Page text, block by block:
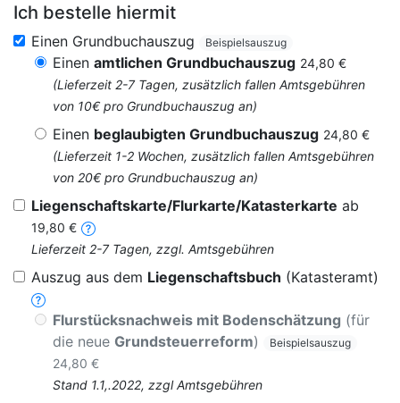
Ich bestelle hiermit
Einen Grundbuchauszug Beispielsauszug
Einen amtlichen Grundbuchauszug 24,80 €
(Lieferzeit 2-7 Tagen, zusätzlich fallen Amtsgebühren
von 10€ pro Grundbuchauszug an)
Einen beglaubigten Grundbuchauszug 24,80 €
(Lieferzeit 1-2 Wochen, zusätzlich fallen Amtsgebühren
von 20€ pro Grundbuchauszug an)
Liegenschaftskarte/Flurkarte/Katasterkarte ab
19,80 €
Lieferzeit 2-7 Tagen, zzgl. Amtsgebühren
Auszug aus dem Liegenschaftsbuch (Katasteramt)
Flurstücksnachweis mit Bodenschätzung (für
die neue Grundsteuerreform) Beispielsauszug
24,80 €
Stand 1.1,.2022, zzgl Amtsgebühren